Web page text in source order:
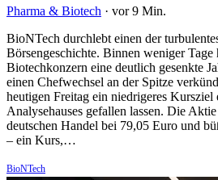
Pharma & Biotech · vor 9 Min.
BioNTech durchlebt einen der
Börsengeschichte. Binnen weniger Tage
Biotechkonzern eine deutlich gesenkte
einen Chefwechsel an der Spitze
heutigen Freitag ein niedrigeres Kursziel
Analysehauses gefallen lassen. Die
deutschen Handel bei 79,05 Euro und
– ein Kurs,…
BioNTech